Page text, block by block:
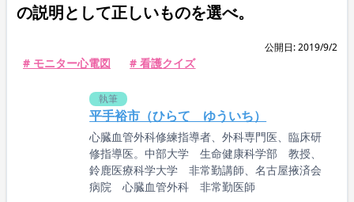
の説明として正しいものを選べ。
公開日: 2019/9/2
# モニター心電図 # 看護クイズ
執筆
平手裕市（ひらて ゆういち）
心臓血管外科修練指導者、外科専門医、臨床研
修指導医。中部大学 生命健康科学部 教授、
鈴鹿医療科学大学 非常勤講師、名古屋掖済会
病院 心臓血管外科 非常勤医師